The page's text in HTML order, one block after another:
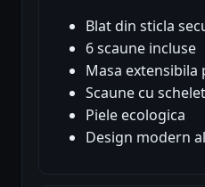
Blat din sticla
6 scaune incluse
Masa extensibila
Scaune cu
Piele ecologica
Design modern